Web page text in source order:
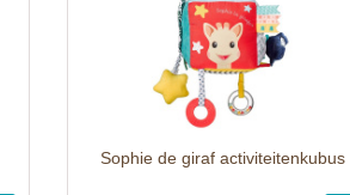
Sophie de giraf activiteitenkubus